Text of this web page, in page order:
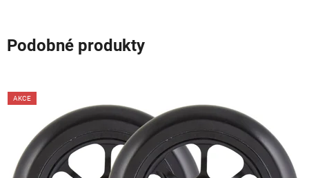
Podobné produkty
AKCE